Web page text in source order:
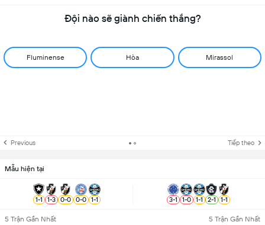
Đội nào sẽ giành chiến thắng?
Fluminense Hòa Mirassol
Previous Tiếp theo
Mẫu hiện tại
1-1 1-3 0-0 0-0 1-1 3-1 1-0 1-1 2-1 1-1
5 Trận Gần Nhất 5 Trận Gần Nhất